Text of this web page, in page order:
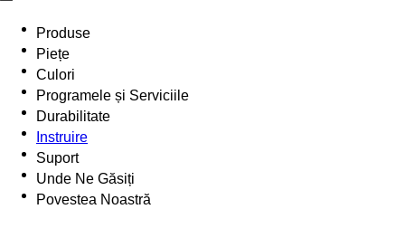
Produse
Piețe
Culori
Programele și Serviciile
Durabilitate
Instruire
Suport
Unde Ne Găsiți
Povestea Noastră